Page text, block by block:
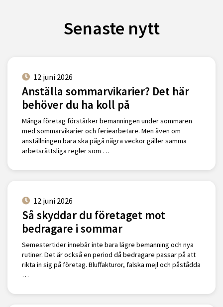
Senaste nytt
12 juni 2026
Anställa sommarvikarier? Det här
behöver du ha koll på
Många företag förstärker bemanningen under sommaren
med sommarvikarier och feriearbetare. Men även om
anställningen bara ska pågå några veckor gäller samma
arbetsrättsliga regler som …
12 juni 2026
Så skyddar du företaget mot
bedragare i sommar
Semestertider innebär inte bara lägre bemanning och nya
rutiner. Det är också en period då bedragare passar på att
rikta in sig på företag. Bluffakturor, falska mejl och påstådda
…